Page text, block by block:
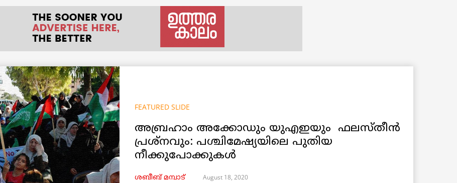
FEATURED SLIDE
അബ്രഹാം അക്കോഡും യുഎഇയും ഫലസ്തീൻ
പ്രശ്നവും: പശ്ചിമേഷ്യയിലെ പുതിയ
നീക്കുപോക്കുകൾ
ശബീബ് മമ്പാട് August 18, 2020